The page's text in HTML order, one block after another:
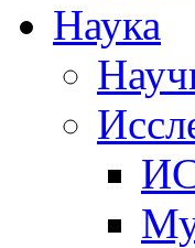
Наука